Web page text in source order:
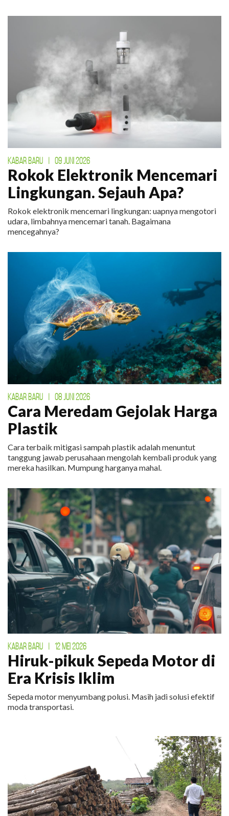
KABAR BARU 09 JUNI 2026
Rokok Elektronik Mencemari
Lingkungan. Sejauh Apa?
Rokok elektronik mencemari lingkungan: uapnya mengotori
udara, limbahnya mencemari tanah. Bagaimana
mencegahnya?
KABAR BARU | 08 JUNI 2026
Cara Meredam Gejolak Harga
Plastik
Cara terbaik mitigasi sampah plastik adalah menuntut
tanggung jawab perusahaan mengolah kembali produk yang
mereka hasilkan. Mumpung harganya mahal.
KABAR BARU | 12 MEI 2026
Hiruk-pikuk Sepeda Motor di
Era Krisis Iklim
Sepeda motor menyumbang polusi. Masih jadi solusi efektif
moda transportasi.